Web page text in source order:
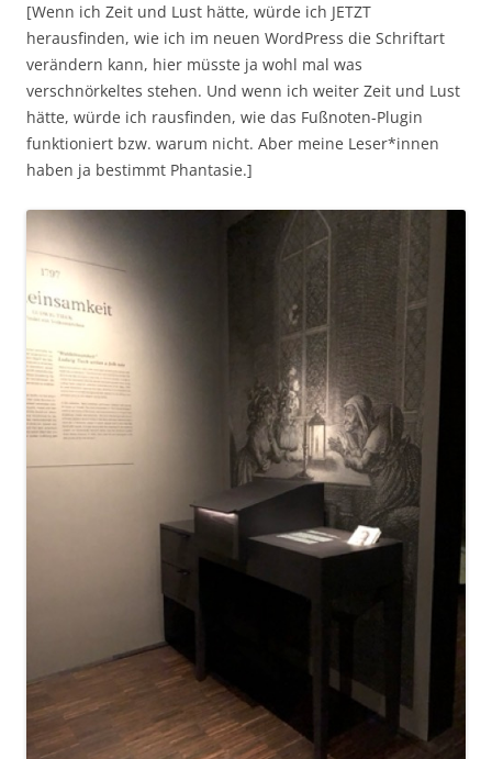
[Wenn ich Zeit und Lust hätte, würde ich JETZT
herausfinden, wie ich im neuen WordPress die Schriftart
verändern kann, hier müsste ja wohl mal was
verschnörkeltes stehen. Und wenn ich weiter Zeit und Lust
hätte, würde ich rausfinden, wie das Fußnoten-Plugin
funktioniert bzw. warum nicht. Aber meine Leser*innen
haben ja bestimmt Phantasie.]